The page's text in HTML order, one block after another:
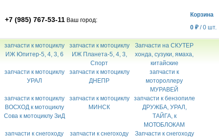
+7 (985) 767-53-11 Ваш город:
Корзина
0 ₽ /0 шт.
запчасти к мотоциклу
ИЖ Юпитер-5, 4, 3, 6
запчасти к мотоциклу
ИЖ Планета-5, 4, 3,
Спорт
Запчасти на СКУТЕР
хонда, сузуки, ямаха,
китайские
запчасти к мотоциклу
УРАЛ
запчасти к мотоциклу
ДНЕПР
запчасти к
мотороллеру
МУРАВЕЙ
запчасти к мотоциклу
ВОСХОД к мотоциклу
Сова к мотоциклу ЗиД
запчасти к мотоциклу
МИНСК
запчасти к бензопиле
ДРУЖБА, УРАЛ,
ТАЙГА, к
МОТОБЛОКАМ
запчасти к снегоходу
запчасти к снегоходу
Запчасти к снегоходу